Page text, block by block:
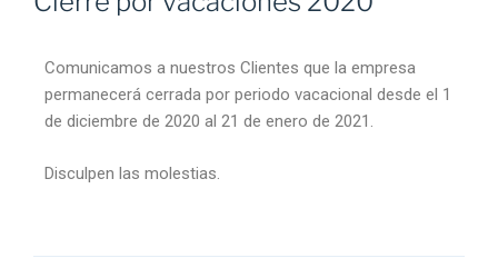
Comunicamos a nuestros Clientes que la empresa
permanecerá cerrada por periodo vacacional desde el 1
de diciembre de 2020 al 21 de enero de 2021.
Disculpen las molestias.